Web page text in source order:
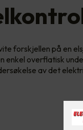
forskjellen på en
enkel overflatisk
av det